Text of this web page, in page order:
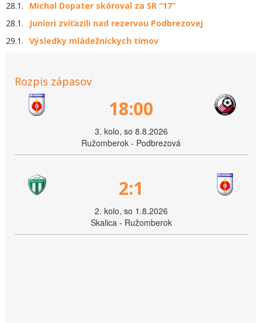
28.1.
Michal Dopater skóroval za SR “17“
28.1.
Juniori zvíťazili nad rezervou Podbrezovej
29.1. Výsledky mládežníckych tímov
Rozpis zápasov
18:00
3. kolo, so 8.8.2026
Ružomberok - Podbrezová
2:1
2. kolo, so 1.8.2026
Skalica - Ružomberok